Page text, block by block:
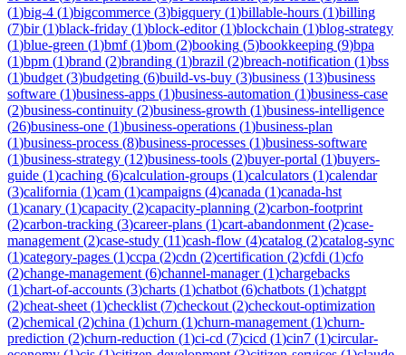
(1)big-4 (1)bigcommerce (3)bigquery (1)billable-hours (1)billing
(7)bir(1)black-friday (1)block-editor(1)blockchain (1)blog-strategy
(1)blue-green (1)bmf(1)bom (2)booking (5)bookkeeping (9)bpa
(1)bpm (1)brand (2)branding (1)brazil (2)breach-notification (1)bss
(1)budget (3)budgeting (6)build-vs-buy (3)business (13)business
software (1)business-apps (1)business-automation (1)business-case
(2)business-continuity (2)business-growth (1)business-intelligence
(26)business-one (1)business-operations (1)business-plan
(1)business-process (8)business-processes (1)business-software
(1)business-strategy (12)business-tools (2)buyer-portal (1)buyers-
guide (1)caching (6)calculation-groups (1)calculators (1)calendar
(3)california (1)cam (1)campaigns (4)canada (1)canada-hst
(1)canary (1)capacity (2)capacity-planning (2)carbon-footprint
(2)carbon-tracking (3)career-plans (1)cart-abandonment (2)case-
management (2)case-study (11)cash-flow (4)catalog (2)catalog-sync
(1)category-pages (1)ccpa (2)cdn (2)certification (2)cfdi (1)cfo
(2)change-management (6)channel-manager(1)chargebacks
(1)chart-of-accounts (3)charts (1)chatbot (6)chatbots (1)chatgpt
(2)cheat-sheet (1)checklist (7)checkout (2)checkout-optimization
(2)chemical (2)china (1)churn (1)churn-management (1)churn-
prediction (2)churn-reduction (1)ci-cd (7)cicd (1)cin7 (1)circular-